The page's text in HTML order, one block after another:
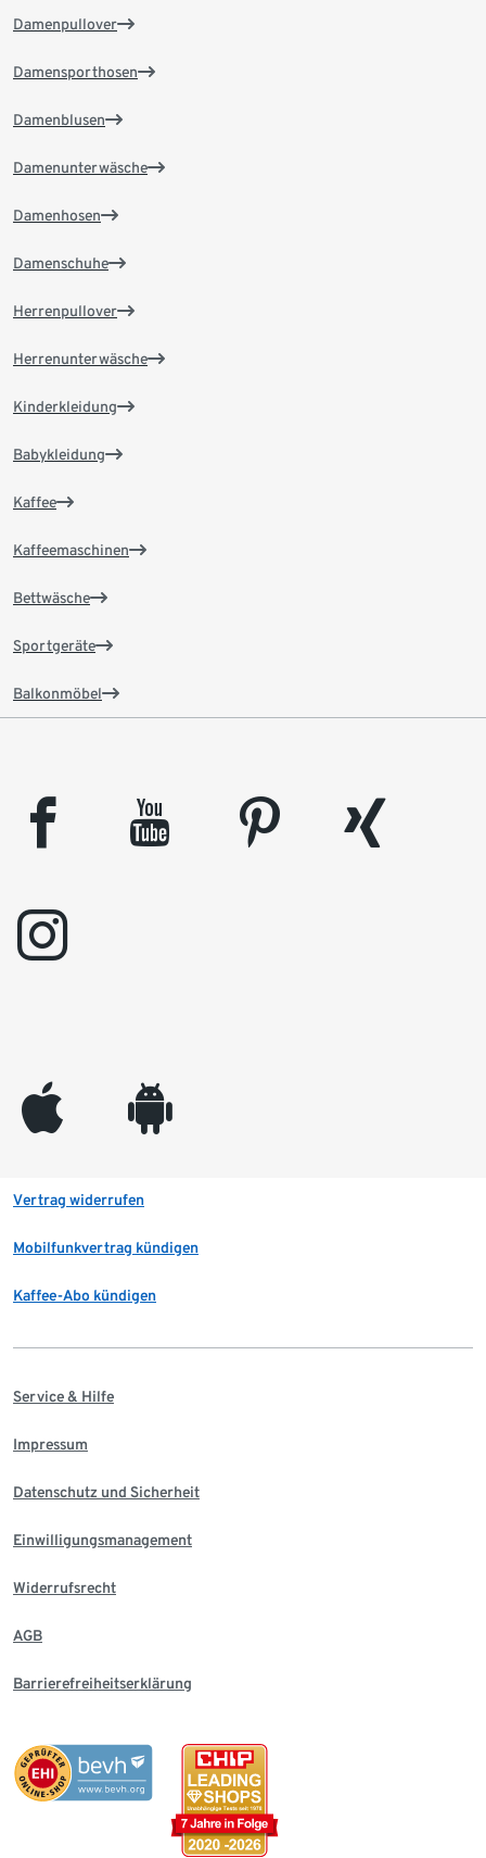
Damenpullover
Damensporthosen
Damenblusen
Damenunterwäsche
Damenhosen
Damenschuhe
Herrenpullover
Herrenunterwäsche
Kinderkleidung
Babykleidung
Kaffee
Kaffeemaschinen
Bettwäsche
Sportgeräte
Balkonmöbel
facebook youtube pinterest
xing
instagram
appleinc android
Vertrag widerrufen
Mobilfunkvertrag kündigen
Kaffee-Abo kündigen
Service & Hilfe
Impressum
Datenschutz und Sicherheit
Einwilligungsmanagement
Widerrufsrecht
AGB
Barrierefreiheitserklärung